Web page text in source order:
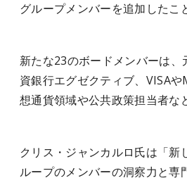
グループメンバーを追加したこ
新たな23のボードメンバーは、
資銀行エグゼクティブ、VISA
想通貨領域や公共政策担当者な
クリス・ジャンカルロ氏は「新
ループのメンバーの洞察力と専